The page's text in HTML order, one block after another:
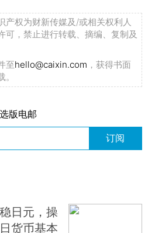
产权为财新传媒及/或相关权利人
可，禁止进行转载、摘编、复制及
至hello@caixin.com ，获得书面
版电邮
订阅
日元，操
货币基本